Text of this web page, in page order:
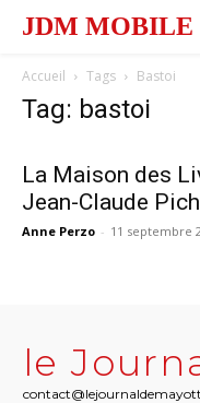
JDM MOBILE
Accueil Tags Bastoi
Tag: bastoi
La Maison des
Jean-Claude
Anne Perzo - 11 septembre
le